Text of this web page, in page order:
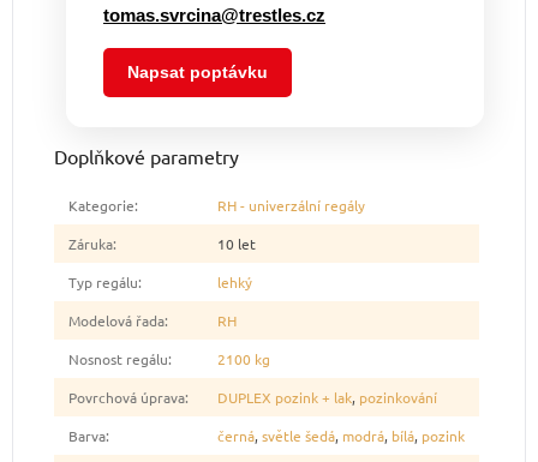
tomas.svrcina@trestles.cz
Napsat poptávku
Doplňkové parametry
Kategorie:
RH - univerzální regály
Záruka:
10 let
Typ regálu:
lehký
Modelová řada:
RH
Nosnost regálu:
2100 kg
Povrchová úprava: DUPLEX pozink + lak, pozinkování
Barva: černá, světle šedá, modrá, bílá, pozink